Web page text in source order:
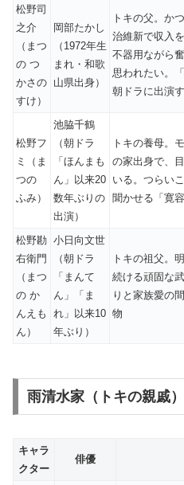
松野司
之介
（まつ
の つ
かさの
すけ）
岡部たかし
（1972年生
まれ・和歌
山県出身）
トキの父。か
治維新で収入
不器用ながら
思われたい。
朝ドラに出演
松野フ
ミ（ま
つの
ふみ）
池脇千鶴
（朝ドラ
「ほんまも
ん」以来20
数年ぶりの
出演）
トキの養母。
の家出身で、
いる。つらい
聞かせる「寛
松野勘
右衛門
（まつ
の か
んえも
ん）
小日向文世
（朝ドラ
「まんて
ん」「ま
れ」以来10
年ぶり）
トキの祖父。
続ける頑固な
りと家族愛の
物
雨清水家（トキの親戚）
キャラ
クター
俳優